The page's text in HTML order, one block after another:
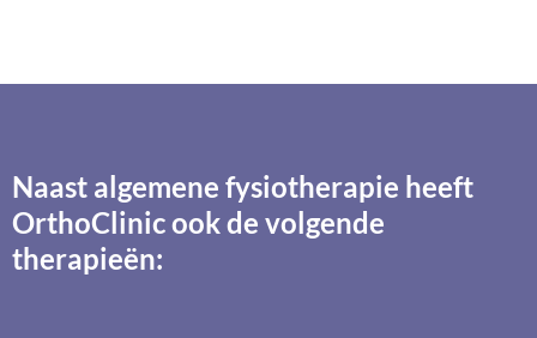
Naast algemene fysiotherapie heeft
OrthoClinic ook de volgende
therapieën: